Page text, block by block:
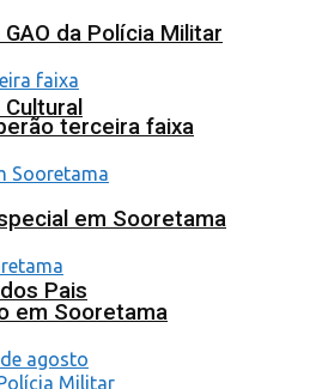
Pais
da Polícia Militar
terceira faixa
em Sooretama
em Sooretama